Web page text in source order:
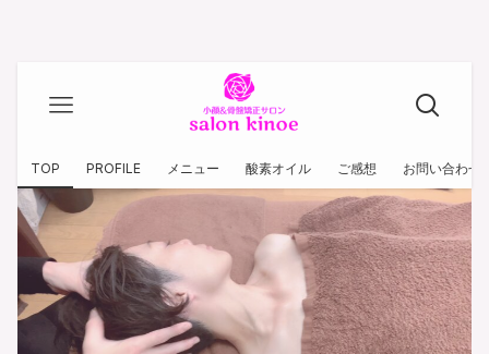
TOP PROFILE メニュー 酸素オイル ご感想 お問い合わせ